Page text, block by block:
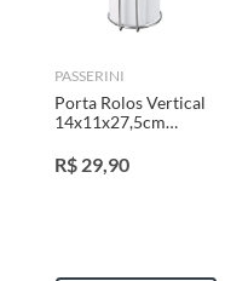
PASSERINI
Porta Rolos Vertical
14x11x27,5cm
R$ 29,90